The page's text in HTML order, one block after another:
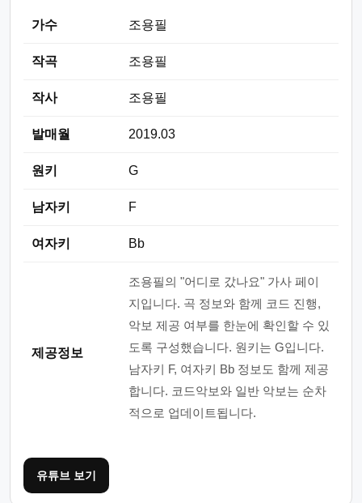
가수 조용필
작곡 조용필
작사 조용필
발매월 2019.03
원키 G
남자키 F
여자키 Bb
제공정보
조용필의 "어디로 갔나요" 가사 페이
지입니다. 곡 정보와 함께 코드 진행,
악보 제공 여부를 한눈에 확인할 수 있
도록 구성했습니다. 원키는 G입니다.
남자키 F, 여자키 Bb 정보도 함께 제공
합니다. 코드악보와 일반 악보는 순차
적으로 업데이트됩니다.
유튜브 보기